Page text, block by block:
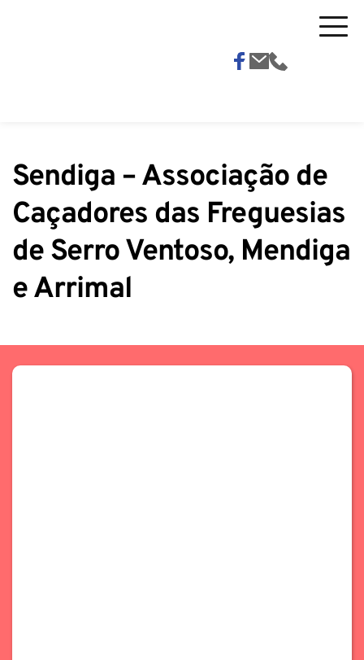
Sendiga – Associação de
Caçadores das Freguesias
de Serro Ventoso, Mendiga
e Arrimal